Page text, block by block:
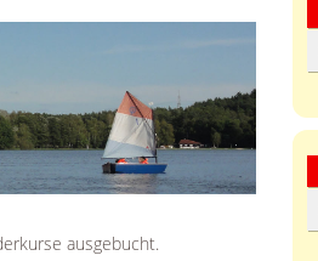
ausgebucht.